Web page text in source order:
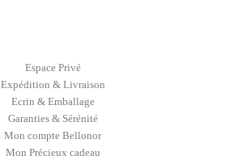
Espace Privé
Expédition & Livraison
Ecrin & Emballage
Garanties & Sérénité
Mon compte Bellonor
Mon Précieux cadeau